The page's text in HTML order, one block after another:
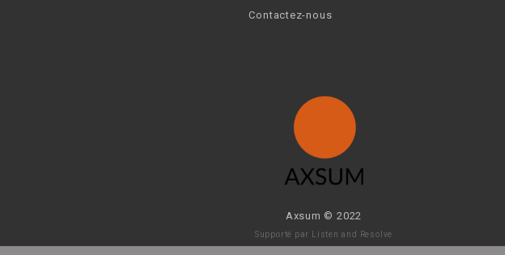
Contactez-nous
Axsum © 2022
Supporté par Listen and Resolve